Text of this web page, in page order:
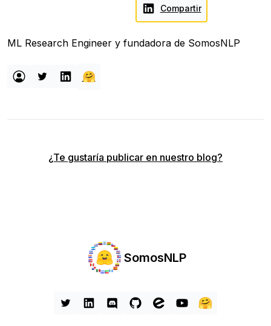
Compartir
ML Research Engineer y fundadora de SomosNLP
🤗
¿Te gustaría publicar en nuestro blog?
SomosNLP